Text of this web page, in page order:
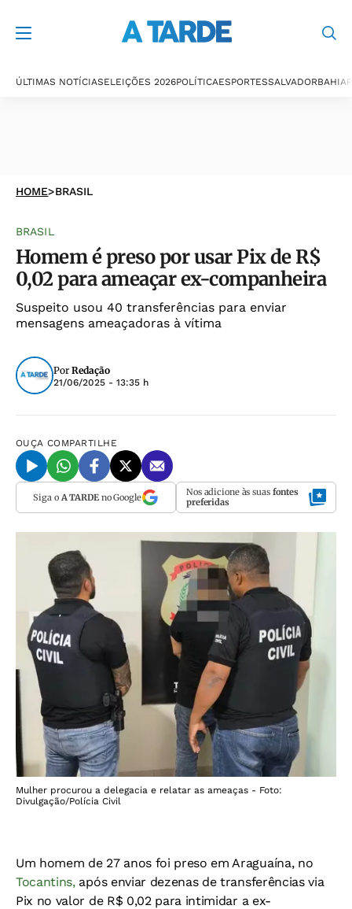
ÚLTIMAS NOTÍCIASELEIÇÕES 2026POLÍTICAESPORTESSALVADORBAHIA
HOME>BRASIL
BRASIL
Homem é preso por usar Pix de R$
0,02 para ameaçar ex-companheira
Suspeito usou 40 transferências para enviar
mensagens ameaçadoras à vítima
Por Redação
21/06/2025 - 13:35 h
OUÇA COMPARTILHE
Siga o A TARDEno Google Nos adicione às suas fontes
preferidas
Mulher procurou a delegacia e relatar as ameaças - Foto:
Divulgação/Polícia Civil
Um homem de 27 anos foi preso em Araguaína, no
Tocantins, após enviar dezenas de transferências via
Pix no valor de R$ 0,02 para intimidar a ex-